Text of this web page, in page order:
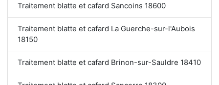
Traitement blatte et cafard Sancoins 18600
Traitement blatte et cafard La Guerche-sur-l'Aubois
18150
Traitement blatte et cafard Brinon-sur-Sauldre 18410